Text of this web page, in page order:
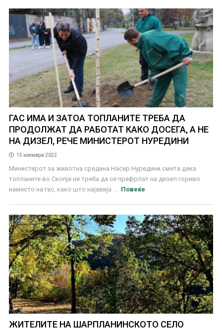
ГАС ИМА И ЗАТОА ТОПЛАНИТЕ ТРЕБА ДА
ПРОДОЛЖАТ ДА РАБОТАТ КАКО ДОСЕГА, А НЕ
НА ДИЗЕЛ, РЕЧЕ МИНИСТЕРОТ НУРЕДИНИ
15 ноември 2022
Министерот за животна средина Насер Нуредини смета дека
топланите во Скопје не треба да се префрлат на дизел гориво
наместо на гас, како што најавија ...
Повеќе
ЖИТЕЛИТЕ НА ШАРПЛАНИНСКОТО СЕЛО